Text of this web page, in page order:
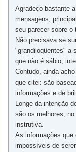
Agradeço bastante
mensagens,
seu parecer sobre o
Não precisava se
"grandiloqüentes" a
que não é sábio,
Contudo, ainda
que citei: são
informações e de
Longe da intenção
são os melhores,
instrutiva.
As informações que
impossíveis de